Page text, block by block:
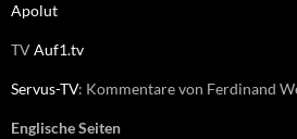
Apolut
TVAuf1.tv
Servus-TV: Kommentare von Ferdinand
Englische Seiten